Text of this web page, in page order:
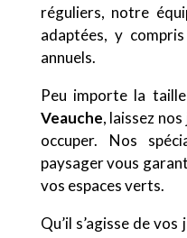
réguliers, notre
adaptées, y
annuels.
Peu importe la
Veauche, laissez
occuper. Nos
paysager vous
vos espaces verts.
Qu’il s’agisse de